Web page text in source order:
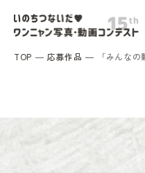
TOP 応募作品 「みんな